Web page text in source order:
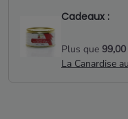
Cadeaux :
Plus que
La Canardise